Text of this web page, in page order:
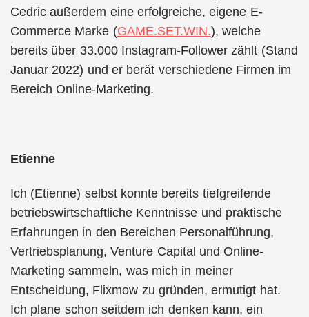
Cedric außerdem eine erfolgreiche, eigene E-
Commerce Marke (GAME.SET.WIN.), welche
bereits über 33.000 Instagram-Follower zählt (Stand
Januar 2022) und er berät verschiedene Firmen im
Bereich Online-Marketing.
Etienne
Ich (Etienne) selbst konnte bereits tiefgreifende
betriebswirtschaftliche Kenntnisse und praktische
Erfahrungen in den Bereichen Personalführung,
Vertriebsplanung, Venture Capital und Online-
Marketing sammeln, was mich in meiner
Entscheidung, Flixmow zu gründen, ermutigt hat.
Ich plane schon seitdem ich denken kann, ein